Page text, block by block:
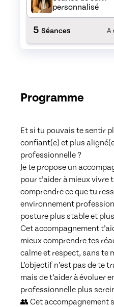
personnalisé
5 Séances A
Programme
Et si tu pouvais te sentir
confiant(e) et plus
professionnelle ?
Je te propose un
pour t’aider à mieux vivre
comprendre ce que tu
environnement
posture plus stable et
Cet accompagnement
mieux comprendre tes
calme et respect, sans te
L’objectif n’est pas de te
mais de t’aider à évoluer
professionnelle plus
👥 Cet accompagnement